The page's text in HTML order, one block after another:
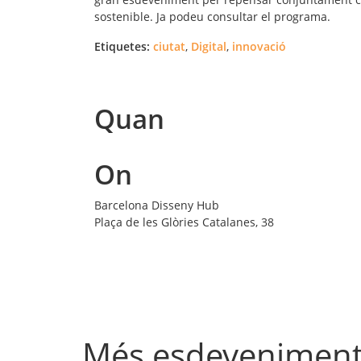
sostenible. Ja podeu consultar el programa.
Etiquetes: ciutat, Digital, innovació
Quan
On
Barcelona Disseny Hub
Plaça de les Glòries Catalanes, 38